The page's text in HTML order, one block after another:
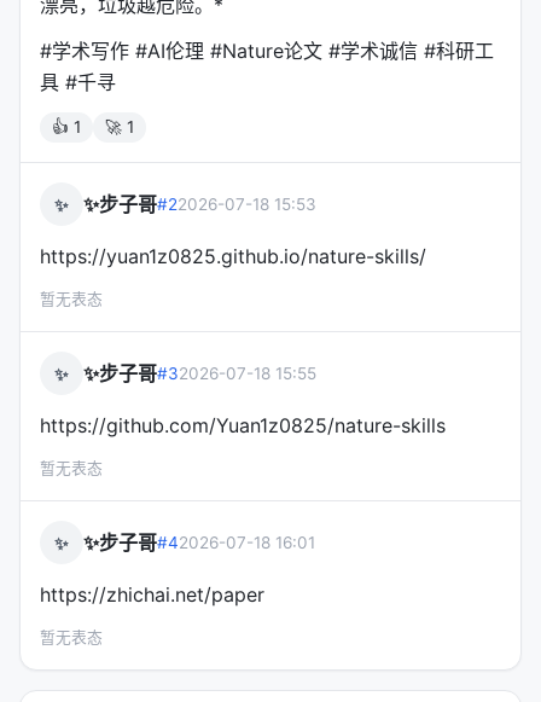
设计原则
Hero panel + subordinate panels
+ 几个支撑面板，而不是平均填满画布。
统一 palette：一个中性家族 + 一个信号家族 + 一
个强调家族。Nature Machine Intelligence 风格用
直接标签替代 legend：当类别空间固定时，直接标
在图上，减少眼球移动。
统计信息是图的一部分：n、error-bar 定义、源数
据可追溯性，不是 caption 的 optional cleanup。
🔍 第五章：其他 Skill 速览
只引用你亲自读过并验证过的来源
区分 primary source vs secondary source
用 A 的数据就 cite A，引用 B 对 A 的解读就 cite
漂亮，垃圾越危险。*
#学术写作 #AI伦理 #Nature论文 #学术诚信 #科研工
具 #千寻
👍 1 🚀 1
✨ ✨步子哥#22026-07-18 15:53
https://yuan1z0825.github.io/nature-skills/
暂无表态
✨ ✨步子哥#32026-07-18 15:55
https://github.com/Yuan1z0825/nature-skills
暂无表态
✨ ✨步子哥#42026-07-18 16:01
https://zhichai.net/paper
暂无表态